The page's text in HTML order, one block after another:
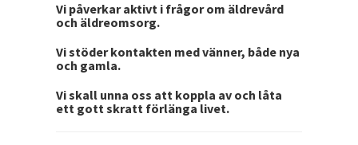
Vi påverkar aktivt i frågor om äldrevård
och äldreomsorg.
Vi stöder kontakten med vänner, både nya
och gamla.
Vi skall unna oss att koppla av och låta
ett gott skratt förlänga livet.